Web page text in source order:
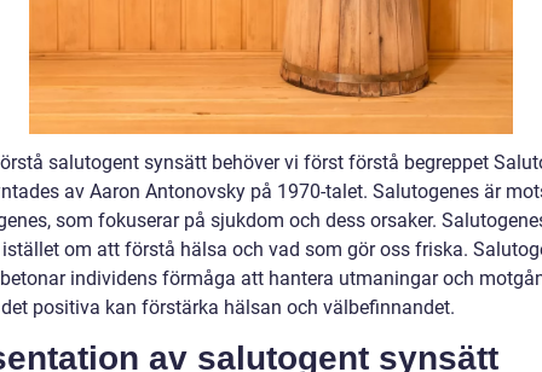
salutogent synsätt behöver vi först förstå begreppet
av Aaron Antonovsky på 1970-talet. Salutogenes är
som fokuserar på sjukdom och dess orsaker.
om att förstå hälsa och vad som gör oss friska.
individens förmåga att hantera utmaningar och
positiva kan förstärka hälsan och välbefinnandet.
av salutogent synsätt